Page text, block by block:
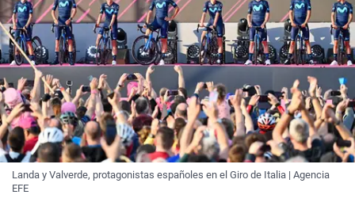
Landa y Valverde, protagonistas españoles en el Giro de Italia | Agencia
EFE